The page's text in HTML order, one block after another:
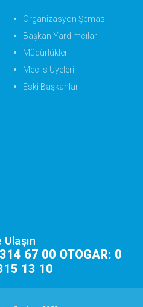
Organizasyon Şeması
Başkan Yardımcıları
Müdürlükler
Meclis Üyeleri
Eski Başkanlar
Ulaşın
67 00 OTOGAR: 0
13 10